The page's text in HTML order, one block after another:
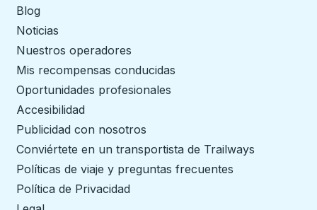
Blog
Noticias
Nuestros operadores
Mis recompensas conducidas
Oportunidades profesionales
Accesibilidad
Publicidad con nosotros
Conviértete en un transportista de Trailways
Políticas de viaje y preguntas frecuentes
Política de Privacidad